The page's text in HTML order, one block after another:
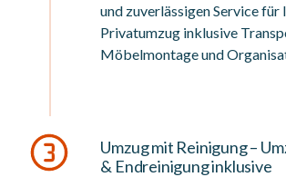
und zuverlässigen Service für
Privatumzug inklusive
Möbelmontage und
Umzug mit Reinigung –
& Endreinigung inklusive